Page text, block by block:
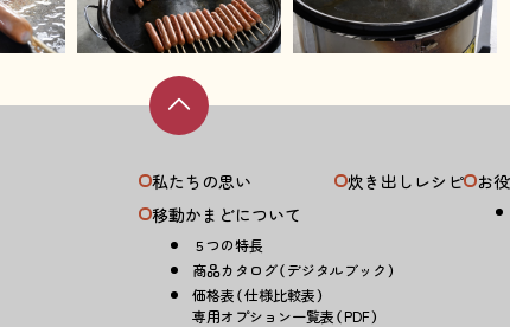
私たちの思い
移動かまどについて
５つの特長
商品カタログ（デジタルブック）
価格表（仕様比較表）
専用オプション一覧表（PDF）
炊き出しレシピ お